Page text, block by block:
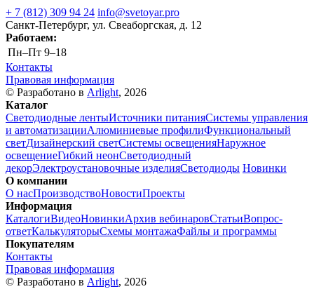
+ 7 (812) 309 94 24 info@svetoyar.pro
Санкт-Петербург, ул. Свеаборгская, д. 12
Работаем:
Пн–Пт 9–18
Контакты
Правовая информация
© Разработано в Arlight, 2026
Каталог
Светодиодные лентыИсточники питанияСистемы управления
и автоматизацииАлюминиевые профилиФункциональный
светДизайнерский светСистемы освещенияНаружное
освещениеГибкий неонСветодиодный
декорЭлектроустановочные изделияСветодиоды Новинки
О компании
О насПроизводствоНовостиПроекты
Информация
КаталогиВидеоНовинкиАрхив вебинаровСтатьиВопрос-
ответКалькуляторыСхемы монтажаФайлы и программы
Покупателям
Контакты
Правовая информация
© Разработано в Arlight, 2026